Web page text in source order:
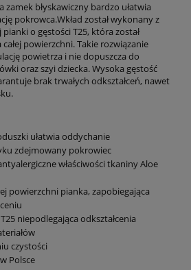
zamek błyskawiczny bardzo ułatwia
pokrowca.Wkład został wykonany z
o gęstości T25, która został
powierzchni. Takie rozwiązanie
powietrza i nie dopuszcza do
oraz szyi dziecka. Wysoka gęstość
brak trwałych odkształceń, nawet
ułatwia oddychanie
zdejmowany pokrowiec
właściwości tkaniny Aloe
powierzchni pianka, zapobiegająca
niepodlegająca odkształcenia
czystości
Polsce